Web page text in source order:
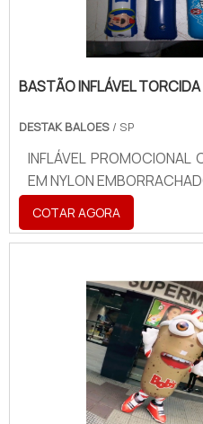
BASTÃO INFLÁVEL TORCIDA
DESTAK BALOES / SP
INFLÁVEL PROMOCIONAL
EM NYLON
COTAR AGORA